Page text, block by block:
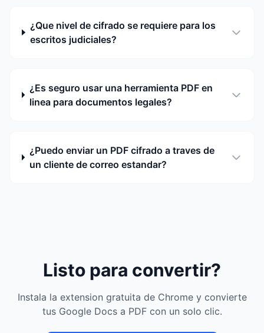
¿Que nivel de cifrado se requiere para los
escritos judiciales?
¿Es seguro usar una herramienta PDF en
linea para documentos legales?
¿Puedo enviar un PDF cifrado a traves de
un cliente de correo estandar?
Listo para convertir?
Instala la extension gratuita de Chrome y convierte
tus Google Docs a PDF con un solo clic.